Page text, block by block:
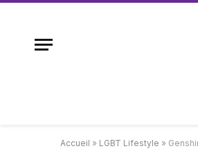
Accueil » LGBT Lifestyle »